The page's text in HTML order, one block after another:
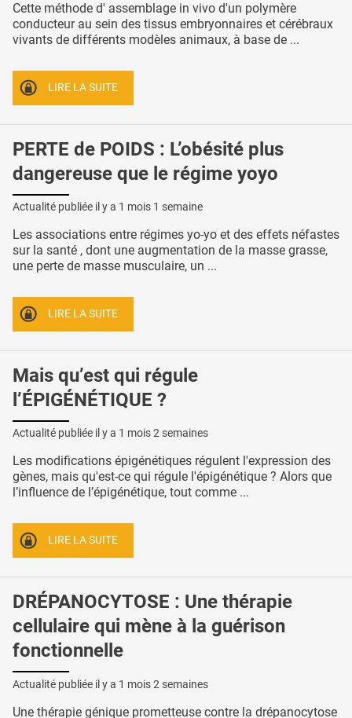
Cette méthode d' assemblage in vivo d'un polymère
conducteur au sein des tissus embryonnaires et cérébraux
vivants de différents modèles animaux, à base de ...
LIRE LA SUITE
PERTE de POIDS : L’obésité plus
dangereuse que le régime yoyo
Actualité publiée il y a 1 mois 1 semaine
Les associations entre régimes yo-yo et des effets néfastes
sur la santé , dont une augmentation de la masse grasse,
une perte de masse musculaire, un ...
LIRE LA SUITE
Mais qu’est qui régule
l’ÉPIGÉNÉTIQUE ?
Actualité publiée il y a 1 mois 2 semaines
Les modifications épigénétiques régulent l'expression des
gènes, mais qu'est-ce qui régule l'épigénétique ? Alors que
l’influence de l’épigénétique, tout comme ...
LIRE LA SUITE
DRÉPANOCYTOSE : Une thérapie
cellulaire qui mène à la guérison
fonctionnelle
Actualité publiée il y a 1 mois 2 semaines
Une thérapie génique prometteuse contre la drépanocytose